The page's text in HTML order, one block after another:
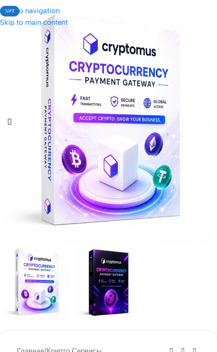
Skip to navigation
Skip to main content
ХИТ